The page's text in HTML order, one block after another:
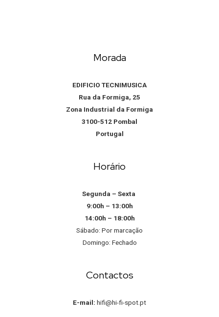
Morada
EDIFICIO TECNIMUSICA
Rua da Formiga, 25
Zona Industrial da Formiga
3100-512 Pombal
Portugal
Horário
Segunda – Sexta
9:00h – 13:00h
14:00h – 18:00h
Sábado: Por marcação
Domingo: Fechado
Contactos
E-mail: hifi@hi-fi-spot.pt